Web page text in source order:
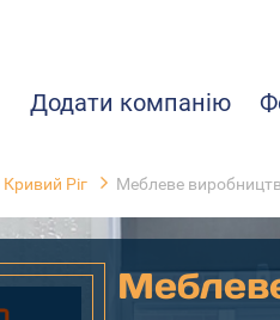
Додати компанію
Кривий Ріг Меблеве